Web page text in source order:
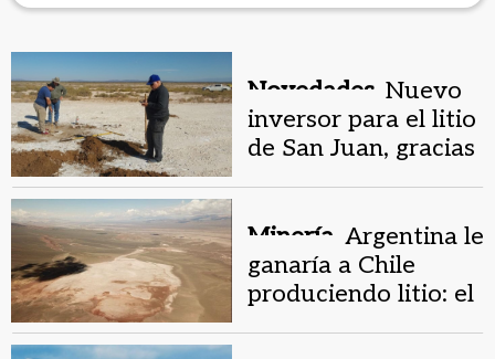
Novedades. Nuevo
inversor para el litio
de San Juan, gracias
Marayes
Minería. Argentina le
ganaría a Chile
produciendo litio: el